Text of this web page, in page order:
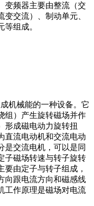
变频器主要由整流（交
交流）、制动单元、
组成。
机械能的一种设备。它
组）产生旋转磁场并作
形成磁电动力旋转扭
直流电动机和交流电动
是交流电机，可以是同
子磁场转速与转子旋转
由定子与转子组成，
向跟电流方向和磁感线
工作原理是磁场对电流